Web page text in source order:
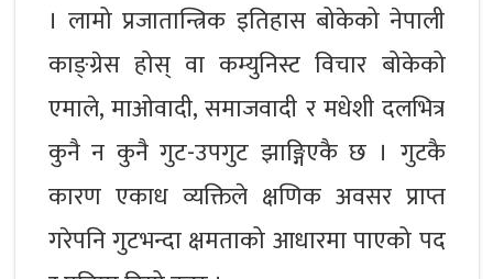
। लामो प्रजातान्त्रिक इतिहास बोकेको नेपाली
काङ्ग्रेस होस् वा कम्युनिस्ट विचार बोकेको
एमाले, माओवादी, समाजवादी र मधेशी दलभित्र
कुनै न कुनै गुट-उपगुट झाङ्गिएकै छ । गुटकै
कारण एकाध व्यक्तिले क्षणिक अवसर प्राप्त
गरेपनि गुटभन्दा क्षमताको आधारमा पाएको पद